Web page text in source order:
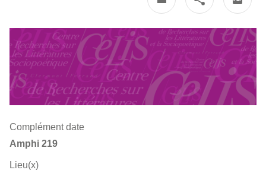
Complément date
Amphi 219
Lieu(x)